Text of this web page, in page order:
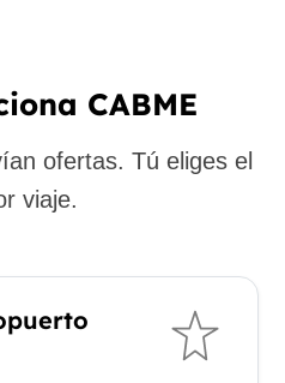
CABME
ofertas. Tú eliges el
viaje.